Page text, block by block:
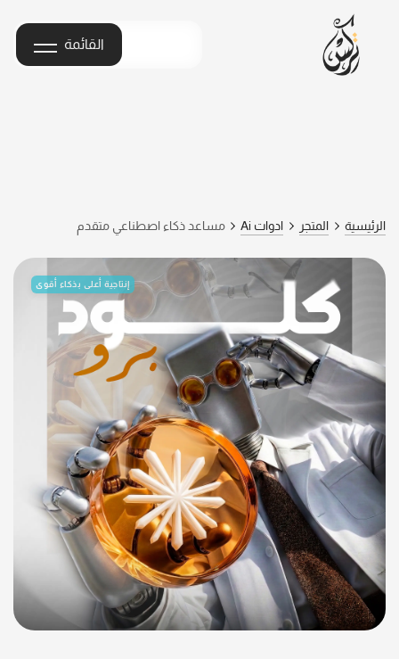
القائمة
الرئيسية المتجر ادوات Ai مساعد ذكاء اصطناعي متقدم
إنتاجية أعلى بذكاء أقوى